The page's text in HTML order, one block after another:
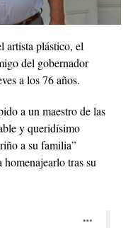
artista plástico, el
del gobernador
a los 76 años.
a un maestro de las
y queridísimo
a su familia”
tras su